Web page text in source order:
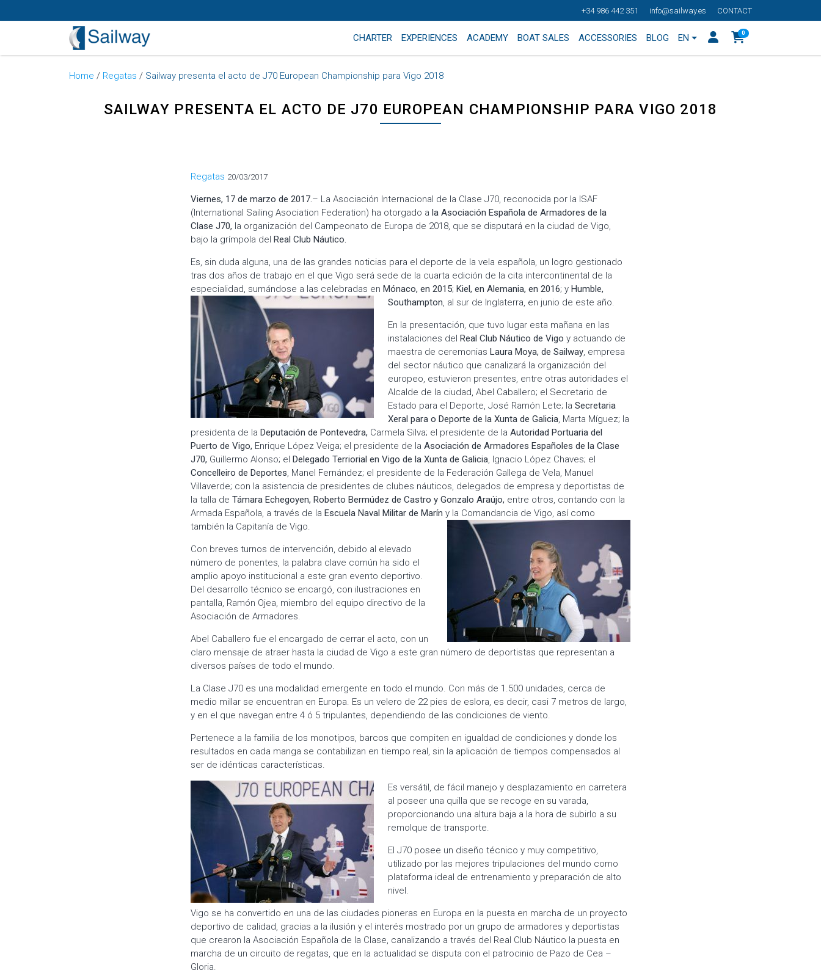
+34 986 442 351 info@sailway.es CONTACT
CHARTER EXPERIENCES ACADEMY BOAT SALES ACCESSORIES BLOG EN 0
Home / Regatas / Sailway presenta el acto de J70 European Championship para Vigo 2018
SAILWAY PRESENTA EL ACTO DE J70 EUROPEAN CHAMPIONSHIP PARA VIGO 2018
Categorías
Regatas 20/03/2017
Viernes, 17 de marzo de 2017. – La Asociación Internacional de la Clase J70, reconocida por la ISAF
(International Sailing Asociation Federation) ha otorgado a la Asociación Española de Armadores de la
Clase J70, la organización del Campeonato de Europa de 2018, que se disputará en la ciudad de Vigo,
bajo la grímpola del Real Club Náutico.
Es, sin duda alguna, una de las grandes noticias para el deporte de la vela española, un logro gestionado
tras dos años de trabajo en el que Vigo será sede de la cuarta edición de la cita intercontinental de la
especialidad, sumándose a las celebradas en Mónaco, en 2015; Kiel, en Alemania, en 2016; y Humble,
Southampton , al sur de Inglaterra, en junio de este año.
En la presentación, que tuvo lugar esta mañana en las
instalaciones del Real Club Náutico de Vigo y actuando de
maestra de ceremonias Laura Moya, de Sailway, empresa
del sector náutico que canalizará la organización del
europeo, estuvieron presentes, entre otras autoridades el
Alcalde de la ciudad, Abel Caballero; el Secretario de
Estado para el Deporte, José Ramón Lete; la Secretaria
Xeral para o Deporte de la Xunta de Galicia , Marta Míguez; la
presidenta de la Deputación de Pontevedra, Carmela Silva; el presidente de la Autoridad Portuaria del
Puerto de Vigo, Enrique López Veiga; el presidente de la Asociación de Armadores Españoles de la Clase
J70, Guillermo Alonso; el Delegado Terriorial en Vigo de la Xunta de Galicia , Ignacio López Chaves; el
Concelleiro de Deportes , Manel Fernández; el presidente de la Federación Gallega de Vela, Manuel
Villaverde; con la asistencia de presidentes de clubes náuticos, delegados de empresa y deportistas de
la talla de Támara Echegoyen, Roberto Bermúdez de Castro y Gonzalo Araújo, entre otros, contando con la
Armada Española, a través de la Escuela Naval Militar de Marín y la Comandancia de Vigo, así como
también la Capitanía de Vigo.
Con breves turnos de intervención, debido al elevado
número de ponentes, la palabra clave común ha sido el
amplio apoyo institucional a este gran evento deportivo.
Del desarrollo técnico se encargó, con ilustraciones en
pantalla, Ramón Ojea, miembro del equipo directivo de la
Asociación de Armadores.
Abel Caballero fue el encargado de cerrar el acto, con un
claro mensaje de atraer hasta la ciudad de Vigo a este gran número de deportistas que representan a
diversos países de todo el mundo.
La Clase J70 es una modalidad emergente en todo el mundo. Con más de 1.500 unidades, cerca de
medio millar se encuentran en Europa. Es un velero de 22 pies de eslora, es decir, casi 7 metros de largo,
y en el que navegan entre 4 ó 5 tripulantes, dependiendo de las condiciones de viento.
Pertenece a la familia de los monotipos, barcos que compiten en igualdad de condiciones y donde los
resultados en cada manga se contabilizan en tiempo real, sin la aplicación de tiempos compensados al
ser de idénticas características.
Es versátil, de fácil manejo y desplazamiento en carretera
al poseer una quilla que se recoge en su varada,
proporcionando una altura baja a la hora de subirlo a su
remolque de transporte.
El J70 posee un diseño técnico y muy competitivo,
utilizado por las mejores tripulaciones del mundo como
plataforma ideal de entrenamiento y preparación de alto
nivel.
Vigo se ha convertido en una de las ciudades pioneras en Europa en la puesta en marcha de un proyecto
deportivo de calidad, gracias a la ilusión y el interés mostrado por un grupo de armadores y deportistas
que crearon la Asociación Española de la Clase, canalizando a través del Real Club Náutico la puesta en
marcha de un circuito de regatas, que en la actualidad se disputa con el patrocinio de Pazo de Cea –
Gloria.